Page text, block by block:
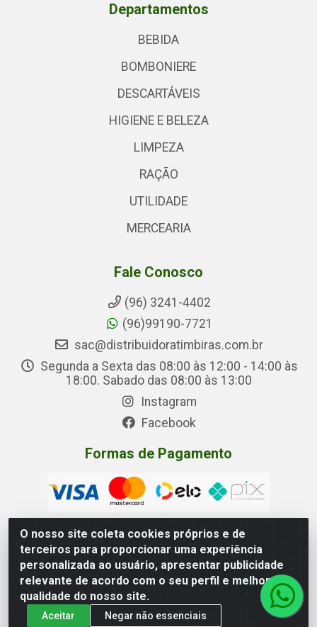
O nosso site coleta cookies próprios e de
terceiros para proporcionar uma experiência
personalizada ao usuário, apresentar publicidade
relevante de acordo com o seu perfil e melhorar a
qualidade do nosso site.
Aceitar Negar não essenciais
Departamentos
BEBIDA
BOMBONIERE
DESCARTÁVEIS
HIGIENE E BELEZA
LIMPEZA
RAÇÃO
UTILIDADE
MERCEARIA
Fale Conosco
(96) 3241-4402
(96)99190-7721
sac@distribuidoratimbiras.com.br
Segunda a Sexta das 08:00 às 12:00 - 14:00 às
18:00. Sabado das 08:00 às 13:00
Instagram
Facebook
Formas de Pagamento
Distribuidora Timbiras - Rua Manoel Eudóxio Pereira, 3787 –
Beirol, Macapá – AP - CNPJ 05.326.875/0001-00